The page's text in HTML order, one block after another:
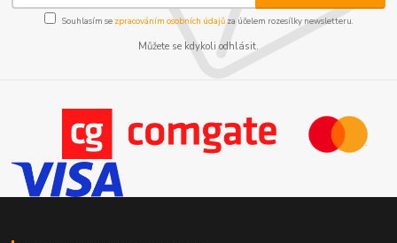
Souhlasím se zpracováním osobních údajůza účelem rozesílky newsletteru.
Můžete se kdykoli odhlásit.